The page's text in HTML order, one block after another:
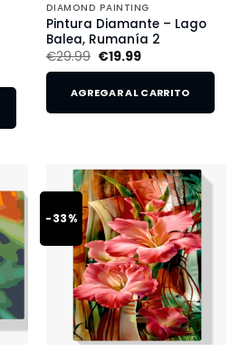
DIAMOND PAINTING
Pintura Diamante – Lago
Balea, Rumanía 2
€29.99 €19.99
AGREGAR AL CARRITO
-33%